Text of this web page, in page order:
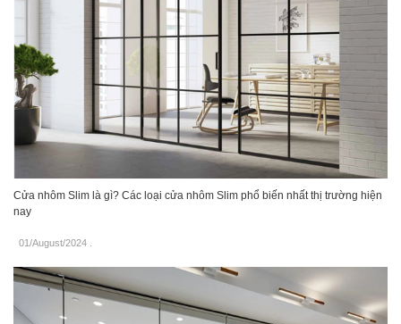
Cửa nhôm Slim là gì? Các loại cửa nhôm Slim phổ biến nhất thị trường hiện
nay
01/August/2024